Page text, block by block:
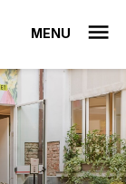
MENU